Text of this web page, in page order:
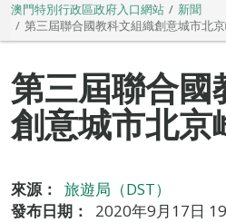
澳門特別行政區政府入口網站
新聞
第三屆聯合國教科文組織創意城市北
第三屆聯合國
創意城市北京
來源：
旅遊局（DST）
發布日期：
2020年9月17日